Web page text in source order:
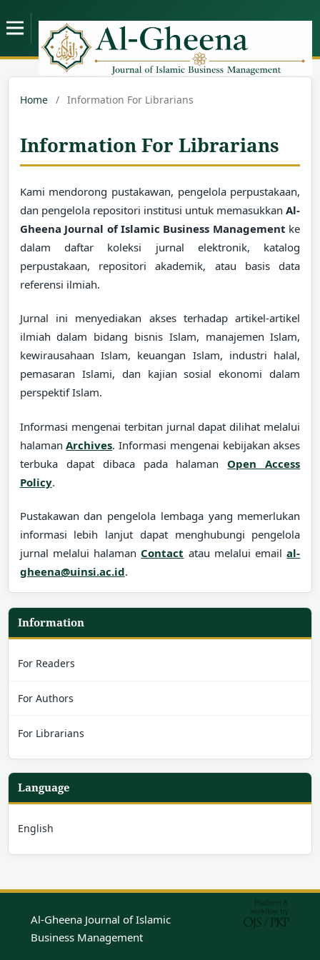
Home / Information For Librarians
Information For Librarians
Kami mendorong pustakawan, pengelola perpustakaan,
dan pengelola repositori institusi untuk memasukkanAl-
Gheena Journal of Islamic Business Management ke
dalam daftar koleksi jurnal elektronik, katalog
perpustakaan, repositori akademik, atau basis data
referensi ilmiah.
Jurnal ini menyediakan akses terhadap artikel-artikel
ilmiah dalam bidang bisnis Islam, manajemen Islam,
kewirausahaan Islam, keuangan Islam, industri halal,
pemasaran Islami, dan kajian sosial ekonomi dalam
perspektif Islam.
Informasi mengenai terbitan jurnal dapat dilihat melalui
halamanArchives. Informasi mengenai kebijakan akses
terbuka dapat dibaca pada halaman Open Access
Policy.
Pustakawan dan pengelola lembaga yang memerlukan
informasi lebih lanjut dapat menghubungi pengelola
jurnal melalui halaman Contact atau melalui emailal-
gheena@uinsi.ac.id.
Information
For Readers
For Authors
For Librarians
Language
English
Al-Gheena Journal of Islamic
Business Management